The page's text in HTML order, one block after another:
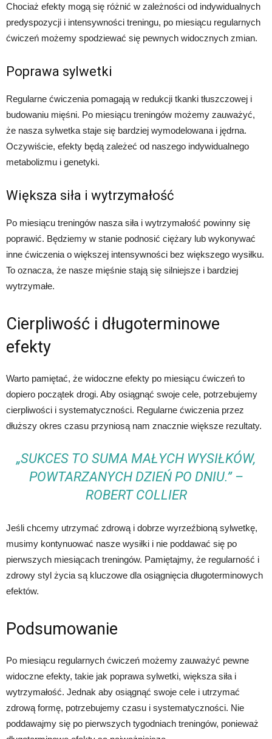
Chociaż efekty mogą się różnić w zależności od indywidualnych
predyspozycji i intensywności treningu, po miesiącu regularnych
ćwiczeń możemy spodziewać się pewnych widocznych zmian.
Poprawa sylwetki
Regularne ćwiczenia pomagają w redukcji tkanki tłuszczowej i
budowaniu mięśni. Po miesiącu treningów możemy zauważyć,
że nasza sylwetka staje się bardziej wymodelowana i jędrna.
Oczywiście, efekty będą zależeć od naszego indywidualnego
metabolizmu i genetyki.
Większa siła i wytrzymałość
Po miesiącu treningów nasza siła i wytrzymałość powinny się
poprawić. Będziemy w stanie podnosić ciężary lub wykonywać
inne ćwiczenia o większej intensywności bez większego wysiłku.
To oznacza, że nasze mięśnie stają się silniejsze i bardziej
wytrzymałe.
Cierpliwość i długoterminowe
efekty
Warto pamiętać, że widoczne efekty po miesiącu ćwiczeń to
dopiero początek drogi. Aby osiągnąć swoje cele, potrzebujemy
cierpliwości i systematyczności. Regularne ćwiczenia przez
dłuższy okres czasu przyniosą nam znacznie większe rezultaty.
„SUKCES TO SUMA MAŁYCH WYSIŁKÓW,
POWTARZANYCH DZIEŃ PO DNIU.” –
ROBERT COLLIER
Jeśli chcemy utrzymać zdrową i dobrze wyrzeźbioną sylwetkę,
musimy kontynuować nasze wysiłki i nie poddawać się po
pierwszych miesiącach treningów. Pamiętajmy, że regularność i
zdrowy styl życia są kluczowe dla osiągnięcia długoterminowych
efektów.
Podsumowanie
Po miesiącu regularnych ćwiczeń możemy zauważyć pewne
widoczne efekty, takie jak poprawa sylwetki, większa siła i
wytrzymałość. Jednak aby osiągnąć swoje cele i utrzymać
zdrową formę, potrzebujemy czasu i systematyczności. Nie
poddawajmy się po pierwszych tygodniach treningów, ponieważ